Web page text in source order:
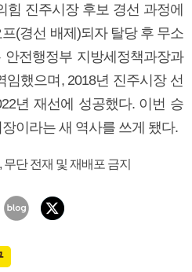
힘 진주시장 후보 경선 과정에
(경선 배제)되자 탈당 후 무소
전행정부 지방세정책과장과
했으며, 2018년 진주시장 선
년 재선에 성공했다. 이번 승
이라는 새 역사를 쓰게 됐다.
단 전재 및 재배포 금지